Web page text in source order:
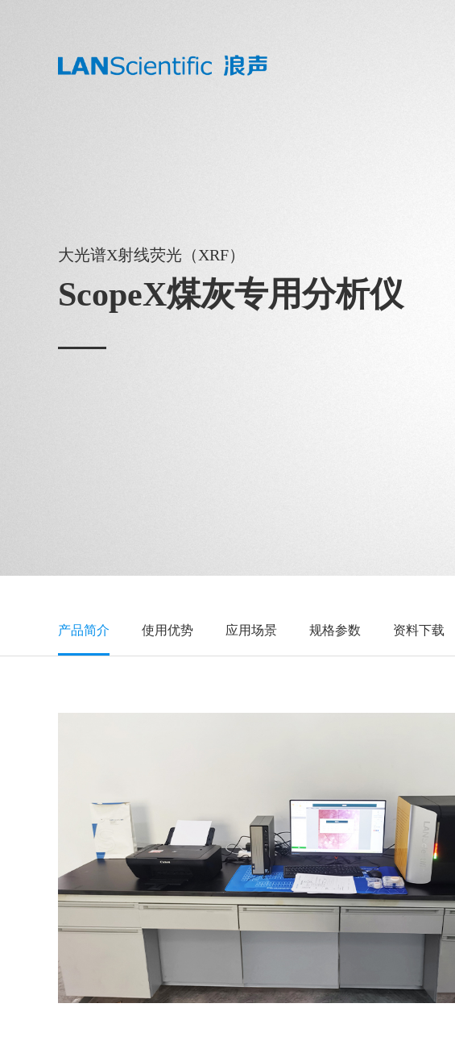
大光谱X射线荧光（XRF）
ScopeX煤灰专用分析仪
产品简介 使用优势 应用场景 规格参数 资料下载